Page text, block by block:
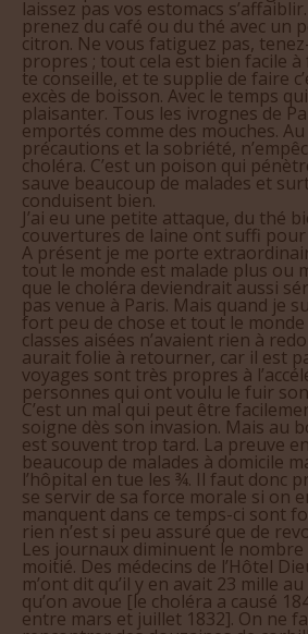
citron. Ne vous fatiguez pas,
propres ; tout cela est bien facile à
te conseille, et te supplie de faire
excès de boisson. Avec le temps
plaisanter. Tous les ivrognes de
emportés comme des mouches.
précautions et la sobriété,
choléra. C’est un poison qui
sauve beaucoup de malades et
conduisent bien.
J’ai eu une petite attaque, du thé
couvertures de laine ont suffi pour
A présent je me porte
tout le monde est malade plus ou
que le choléra deviendrait aussi
pas venue à Paris. Mais quand je
fort peu de chose et tout le
classes aisées n’avaient rien à
aurait folie à retourner, car il est
voyages sont très propres à
personnes qui ont voulu le fuir
C’est un mal qui peut être
soigne dès son invasion. Mais au
est souvent trop tard. La preuve
beaucoup de malades à domicile
l’hôpital en tue les ¾. Il faut donc
se servir de sa force morale si on
manquent dans ce temps-ci sont
rien n’est si peu assuré que de
Les journaux diminuent le
moitié. Des médecins de l’Hôtel
m’ont dit qu’il y en avait 23 mille
qu’on avoue [le choléra a causé
entre mars et juillet 1832]. On ne
rencontrer des douzaines de